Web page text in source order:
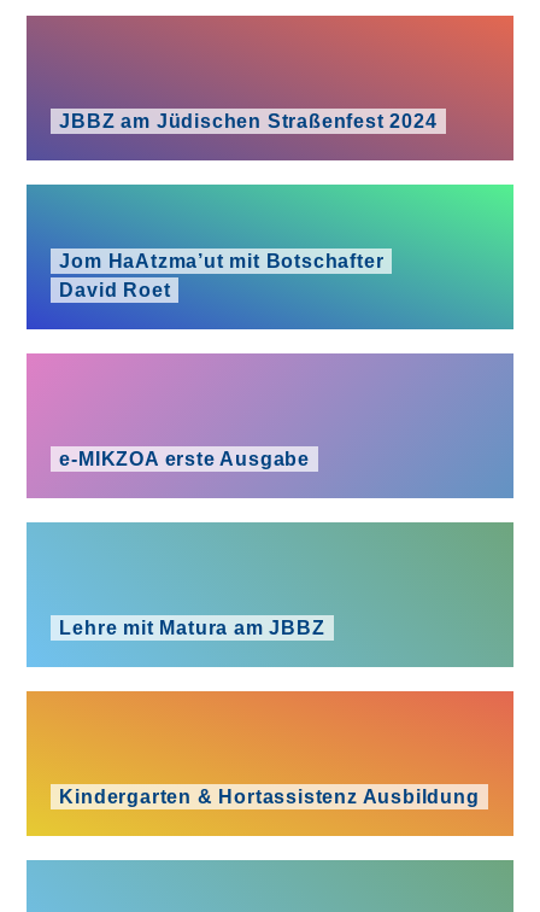
JBBZ am Jüdischen Straßenfest 2024
Jom HaAtzma’ut mit Botschafter
David Roet
e‑MIKZOA erste Ausgabe
Lehre mit Matura am JBBZ
Kindergarten & Hortassistenz Ausbildung